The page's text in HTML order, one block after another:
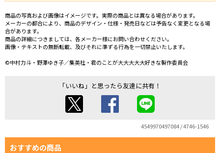
商品の写真および画像はイメージです。実際の商品とは異なる場合があります。
メーカーの都合により、商品のデザイン・仕様・発売日などは予告なく変更となる場
合があります。
商品の詳細につきましては、各メーカー様にお問い合わせください。
画像・テキストの無断転載、及びそれに準ずる行為を一切禁止いたします。
©中村力斗・野澤ゆき子／集英社・君のことが大大大大大好きな製作委員会
「いいね」と思ったら友達に共有！
4549970497084 / 4746-1546
おすすめの商品